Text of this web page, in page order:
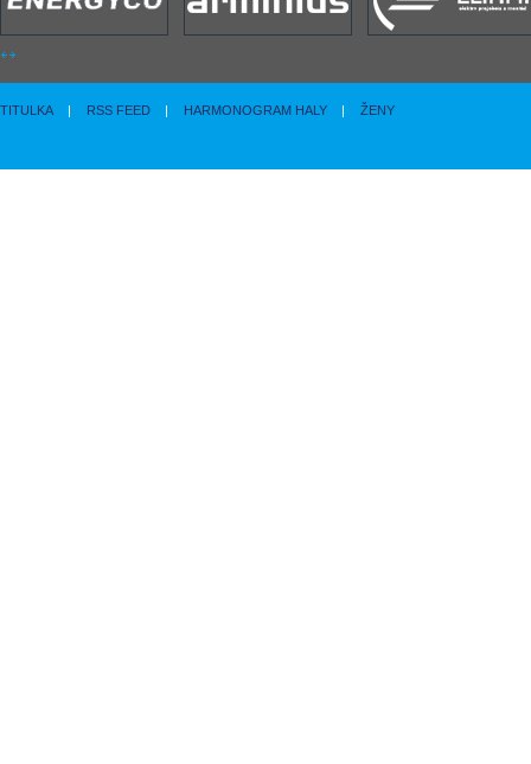
TITULKA RSS FEED HARMONOGRAM HALY ŽENY